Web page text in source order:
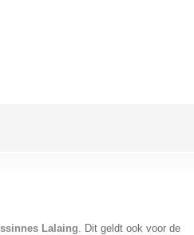
Lalaing. Dit geldt ook voor de